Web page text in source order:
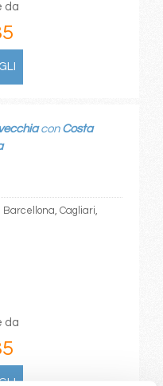
da
con Costa
Cagliari,
da